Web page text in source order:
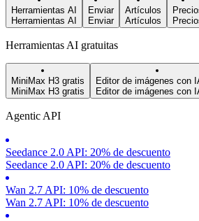
Herramientas AI
Herramientas AI
Enviar
Enviar
Artículos
Artículos
Herramientas AI gratuitas
MiniMax H3 gratis
MiniMax H3 gratis
Editor de imágenes con
Editor de imágenes con
Agentic API
Seedance 2.0 API: 20% de descuento
Seedance 2.0 API: 20% de descuento
Wan 2.7 API: 10% de descuento
Wan 2.7 API: 10% de descuento